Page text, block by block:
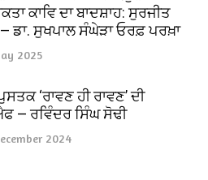
ਕਾਵਿ ਦਾ ਬਾਦਸ਼ਾਹ: ਸੁਰਜੀਤ
ਡਾ. ਸੁਖਪਾਲ ਸੰਘੇੜਾ ਓਰਫ਼ ਪਰਖ਼ਾ
2025
‘ਰਾਵਣ ਹੀ ਰਾਵਣ’ ਦੀ
— ਰਵਿੰਦਰ ਸਿੰਘ ਸੋਢੀ
2024